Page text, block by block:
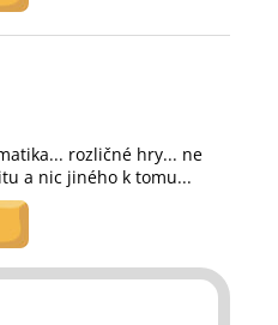
rozličné hry... ne
a nic jiného k tomu...